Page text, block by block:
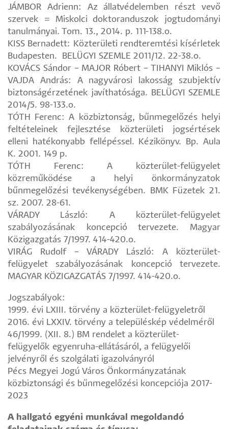
JÁMBOR Adrienn: Az állatvédelemben részt vevő
szervek = Miskolci doktoranduszok jogtudományi
tanulmányai. Tom. 13., 2014. p. 111-138.o.
KISS Bernadett: Közterületi rendteremtési kísérletek
Budapesten. BELÜGYI SZEMLE 2011/12. 22-38.o.
KOVÁCS Sándor – MAJOR Róbert – TIHANYI Miklós –
VAJDA András: A nagyvárosi lakosság szubjektív
biztonságérzetének javíthatósága. BELÜGYI SZEMLE
2014/5. 98-133.o.
TÓTH Ferenc: A közbiztonság, bűnmegelőzés helyi
feltételeinek fejlesztése közterületi jogsértések
elleni hatékonyabb fellépéssel. Kézikönyv. Bp. Aula
K. 2001. 149 p.
TÓTH Ferenc: A közterület-felügyelet
közreműködése a helyi önkormányzatok
bűnmegelőzési tevékenységében. BMK Füzetek 21.
sz. 2007. 28-61.
VÁRADY László: A közterület-felügyelet
szabályozásának koncepció tervezete. Magyar
Közigazgatás 7/1997. 414-420.o.
VIRÁG Rudolf – VÁRADY László: A közterület-
felügyelet szabályozásának koncepció tervezete.
MAGYAR KÖZIGAZGATÁS 7/1997. 414-420.o.
Jogszabályok:
1999. évi LXIII. törvény a közterület-felügyeletről
2016. évi LXXIV. törvény a településkép védelméről
46/1999. (XII. 8.) BM rendelet a közterület-
felügyelők egyenruha-ellátásáról, a felügyelői
jelvényről és szolgálati igazolványról
Pécs Megyei Jogú Város Önkormányzatának
közbiztonsági és bűnmegelőzési koncepciója 2017-
2023
A hallgató egyéni munkával megoldandó